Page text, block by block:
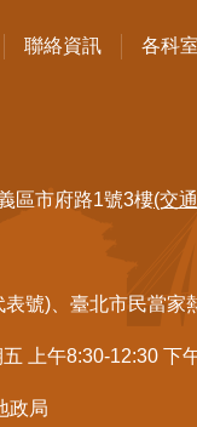
聯絡資訊 各科
區市府路1號3樓(交
號)、臺北市民當家
上午8:30-12:30 下
政局